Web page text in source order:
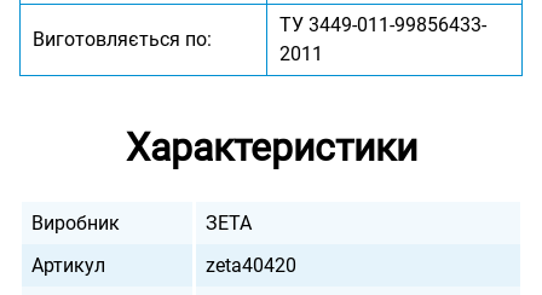
Виготовляється по:
ТУ 3449-011-99856433-
2011
Характеристики
Виробник
ЗЕТА
Артикул
zeta40420